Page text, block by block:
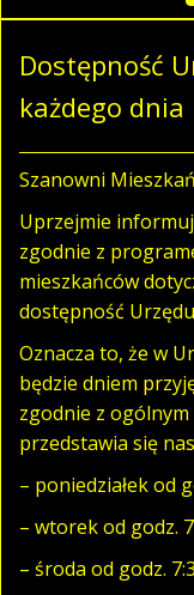
Dostępność
każdego dnia
Szanowni
Uprzejmie
zgodnie z
mieszkańców
dostępność
Oznacza to, że w
będzie dniem
zgodnie z
przedstawia się
– poniedziałek od
– wtorek od godz.
– środa od godz.